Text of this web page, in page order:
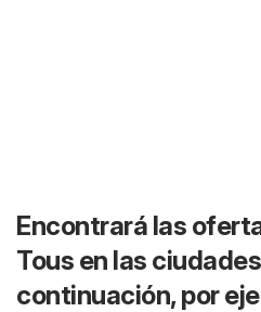
Encontrará las
Tous en las
continuación, por